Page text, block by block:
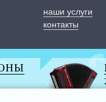
наши услуги
контакты